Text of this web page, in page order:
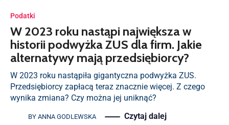
Podatki
W 2023 roku nastąpi największa w
historii podwyżka ZUS dla firm. Jakie
alternatywy mają przedsiębiorcy?
W 2023 roku nastąpiła gigantyczna podwyżka ZUS.
Przedsiębiorcy zapłacą teraz znacznie więcej. Z czego
wynika zmiana? Czy można jej uniknąć?
BY ANNA GODLEWSKA Czytaj dalej